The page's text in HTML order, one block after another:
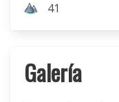
41
Galería